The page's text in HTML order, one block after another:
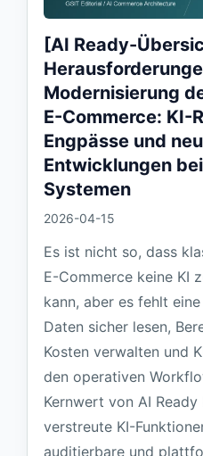
[AI Ready-
Modernisierung
E-Commerce: KI-
Engpässe und
Entwicklungen
Systemen
2026-04-15
Es ist nicht so, dass
E-Commerce keine KI
kann, aber es fehlt
Daten sicher lesen,
Kosten verwalten und
den operativen
Kernwert von AI
verstreute KI-
auditierbare und